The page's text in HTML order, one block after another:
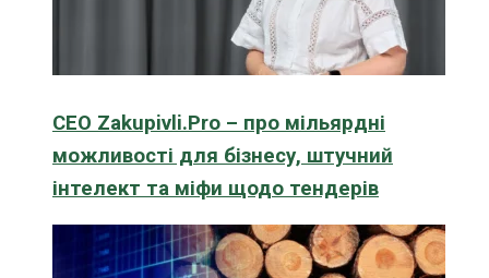
CEO Zakupivli.Pro – про мільярдні
можливості для бізнесу, штучний
інтелект та міфи щодо тендерів